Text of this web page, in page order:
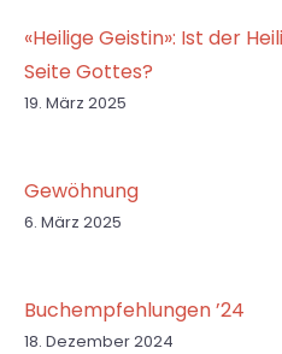
«Heilige Geistin»: Ist der
Seite Gottes?
19. März 2025
Gewöhnung
6. März 2025
Buchempfehlungen ’24
18. Dezember 2024